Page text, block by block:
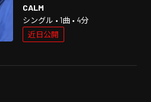
CALM
シングル • 1曲 • 4分
近日公開